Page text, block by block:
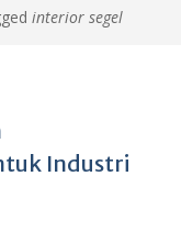
interior segel
Industri